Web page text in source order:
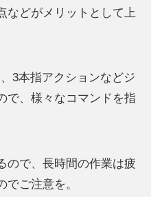
などがメリットとして上
3本指アクションなどジ
で、様々なコマンドを指
ので、長時間の作業は疲
ご注意を。